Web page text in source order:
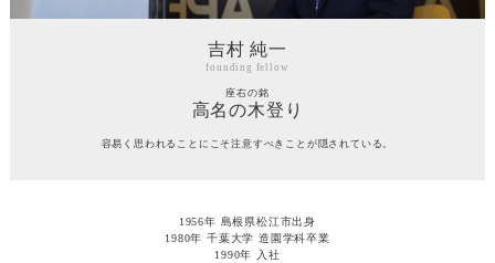
吉村 純一
founding fellow
座右の銘
高名の木登り
容易く思われることにこそ注意すべきことが隠されている。
1956年 島根県松江市出身
1980年 千葉大学 造園学科卒業
1990年 入社